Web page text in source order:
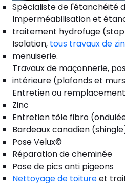
Spécialiste de l'étanchéité
Imperméabilisation et
traitement hydrofuge
Isolation, tous travaux de
menuiserie.
Travaux de maçonnerie,
intérieure (plafonds et
Entretien ou
Zinc
Entretien tôle fibro
Bardeaux canadien
Pose Velux©
Réparation de cheminée
Pose de pics anti pigeons
Nettoyage de toitureet